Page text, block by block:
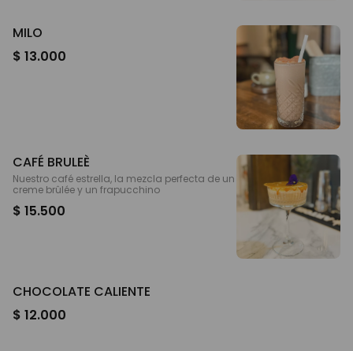
MILO
$ 13.000
CAFÉ BRULEÈ
Nuestro café estrella, la mezcla perfecta de un
creme brûlée y un frapucchino
$ 15.500
CHOCOLATE CALIENTE
$ 12.000